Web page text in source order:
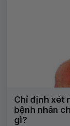
Chỉ định xét
bệnh nhân
gì?